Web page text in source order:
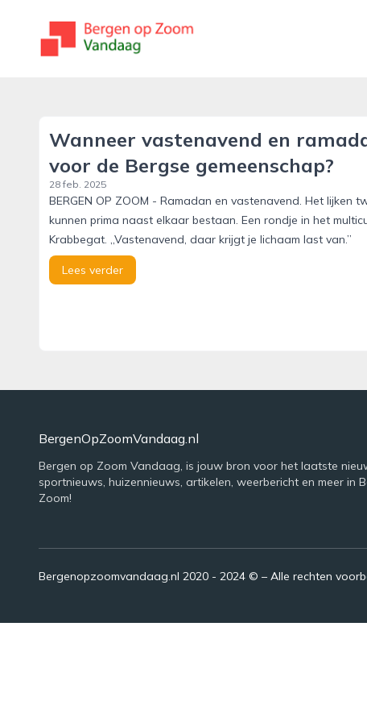
bergenopzoomvandaag.nl
Wanneer vastenavend en
voor de Bergse gemeenschap?
28 feb. 2025
BERGEN OP ZOOM - Ramadan en vastenavend. Het
kunnen prima naast elkaar bestaan. Een rondje in het
Krabbegat. ,,Vastenavend, daar krijgt je lichaam last van.”
Lees verder
BergenOpZoomVandaag.nl
Bergen op Zoom Vandaag, is jouw bron voor het laatste
sportnieuws, huizennieuws, artikelen, weerbericht en meer in
Zoom!
Bergenopzoomvandaag.nl 2020 - 2024 © – Alle rechten